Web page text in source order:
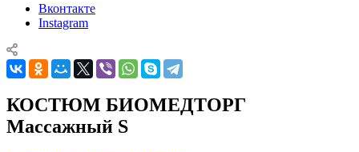
Вконтакте
Instagram
КОСТЮМ БИОМЕДТОРГ
Массажный S